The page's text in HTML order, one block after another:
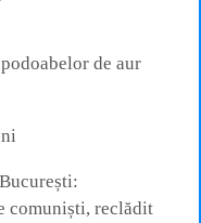
de aur
comuniști, reclădit